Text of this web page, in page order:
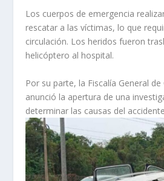
Los cuerpos de emergencia
rescatar a las víctimas, lo que
circulación. Los heridos fueron
helicóptero al hospital.
Por su parte, la Fiscalía General
anunció la apertura de una
determinar las causas del